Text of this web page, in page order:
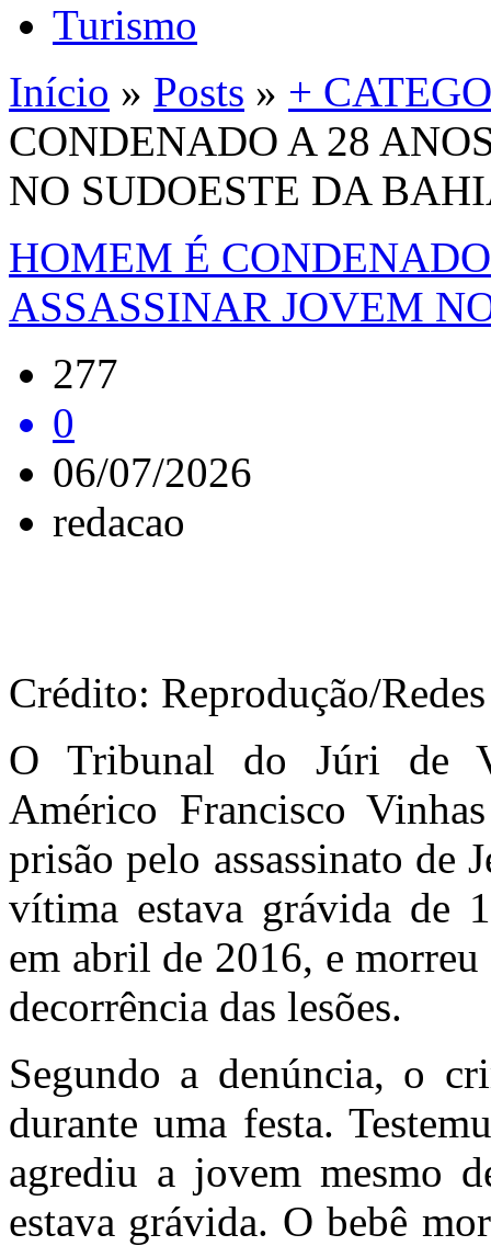
Turismo
Início » Posts » +
CONDENADO A 28
NO SUDOESTE DA
HOMEM É
ASSASSINAR JOVEM
277
0
06/07/2026
redacao
Crédito: Reprodução/
O Tribunal do Júri de
Américo Francisco
prisão pelo assassinato de
vítima estava grávida de
em abril de 2016, e morreu
decorrência das lesões.
Segundo a denúncia, o
durante uma festa.
agrediu a jovem mesmo
estava grávida. O bebê